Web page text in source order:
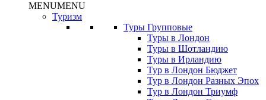
MENUMENU
Туризм
Туры Групповые
Туры в Лондон
Туры в Шотландию
Туры в Ирландию
Тур в Лондон Бюджет
Тур в Лондон Разных Эпох
Тур в Лондон Триумф